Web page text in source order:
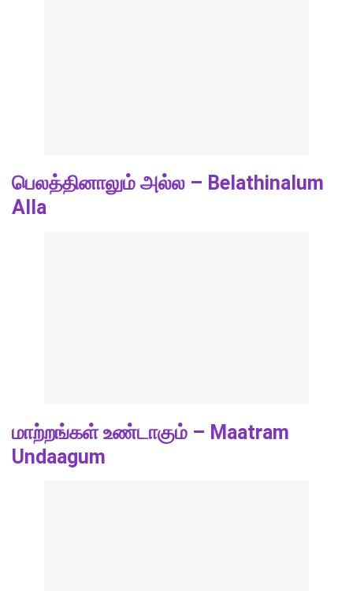
பெலத்தினாலும் அல்ல – Belathinalum
Alla
மாற்றங்கள் உண்டாகும் – Maatram
Undaagum